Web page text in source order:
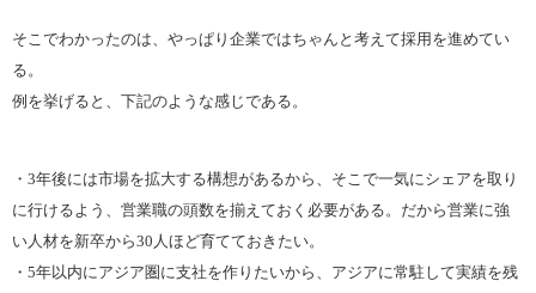
そこでわかったのは、やっぱり企業ではちゃんと考えて採用を進めてい
る。
例を挙げると、下記のような感じである。
・3年後には市場を拡大する構想があるから、そこで一気にシェアを取り
に行けるよう、営業職の頭数を揃えておく必要がある。だから営業に強
い人材を新卒から30人ほど育てておきたい。
・5年以内にアジア圏に支社を作りたいから、アジアに常駐して実績を残